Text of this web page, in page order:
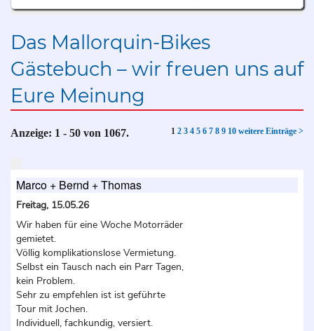
Das Mallorquin-Bikes
Gästebuch – wir freuen uns auf
Eure Meinung
Anzeige: 1 - 50 von 1067. 1 2 3 4 5 6 7 8 9 10 weitere Einträge >
Marco + Bernd + Thomas
Freitag, 15.05.26
Wir haben für eine Woche Motorräder
gemietet.
Völlig komplikationslose Vermietung.
Selbst ein Tausch nach ein Parr Tagen,
kein Problem.
Sehr zu empfehlen ist ist geführte
Tour mit Jochen.
Individuell, fachkundig, versiert.